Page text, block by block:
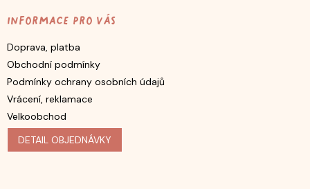
Informace pro vás
Doprava, platba
Obchodní podmínky
Podmínky ochrany osobních údajů
Vrácení, reklamace
Velkoobchod
DETAIL OBJEDNÁVKY